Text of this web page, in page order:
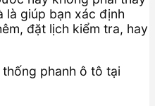
là giúp bạn xác định
đặt lịch kiểm tra, hay